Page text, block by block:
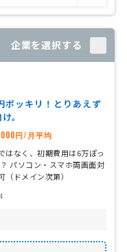
企業を選択する
ポッキリ！とりあえず
。
円/月平均
はなく、初期費用は6万ぽっ
パソコン・スマホ両画面対
ドメイン次第）